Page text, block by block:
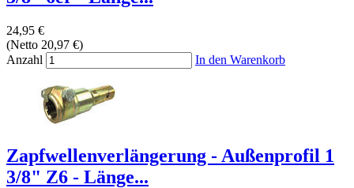
24,95 €
(Netto 20,97 €)
Anzahl
In den Warenkorb
Zapfwellenverlängerung - Außenprofil 1
3/8" Z6 - Länge...